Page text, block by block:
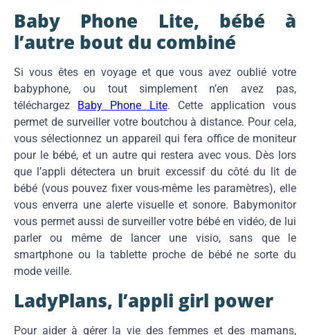
Baby Phone Lite, bébé à
l’autre bout du combiné
Si vous êtes en voyage et que vous avez oublié votre
babyphone, ou tout simplement n’en avez pas,
téléchargez Baby Phone Lite. Cette application vous
permet de surveiller votre boutchou à distance. Pour cela,
vous sélectionnez un appareil qui fera office de moniteur
pour le bébé, et un autre qui restera avec vous. Dès lors
que l’appli détectera un bruit excessif du côté du lit de
bébé (vous pouvez fixer vous-même les paramètres), elle
vous enverra une alerte visuelle et sonore. Babymonitor
vous permet aussi de surveiller votre bébé en vidéo, de lui
parler ou même de lancer une visio, sans que le
smartphone ou la tablette proche de bébé ne sorte du
mode veille.
LadyPlans, l’appli girl power
Pour aider à gérer la vie des femmes et des mamans,